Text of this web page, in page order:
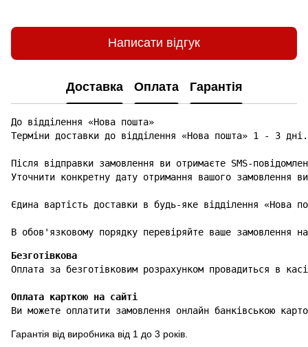
Написати відгук
Доставка Оплата Гарантія
До відділення «Нова пошта»
Терміни доставки до відділення «Нова пошта» 1 - 3 дні.
Після відправки замовлення ви отримаєте SMS-
Уточнити конкретну дату отримання вашого замовлення
Єдина вартість доставки в будь-яке відділення «Нова
В обов'язковому порядку перевіряйте ваше замовлення
Безготівкова
Оплата карткою на сайті
Ви можете оплатити замовлення онлайн банківською
Гарантія від виробника від 1 до 3 років.